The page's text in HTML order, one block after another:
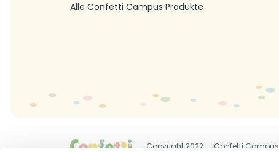
Alle Confetti Campus Produkte
Copyright 2022 — Confetti Campus